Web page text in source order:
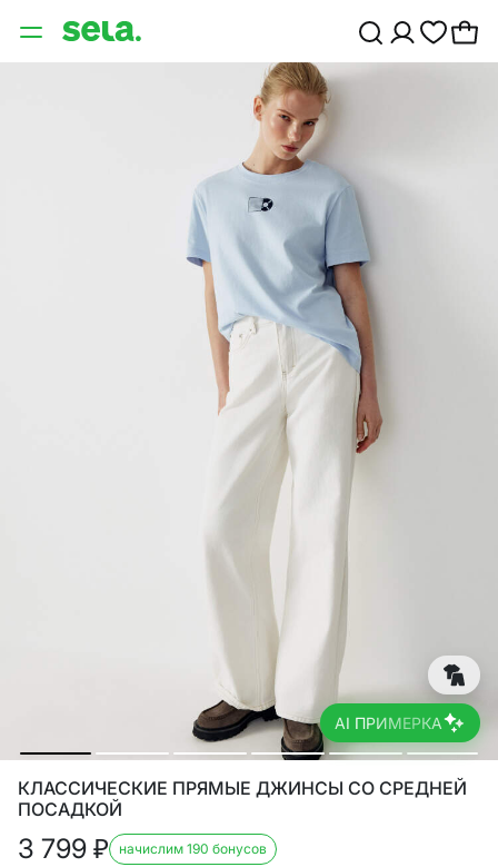
AI ПРИМЕРКА
КЛАССИЧЕСКИЕ ПРЯМЫЕ ДЖИНСЫ СО СРЕДНЕЙ
ПОСАДКОЙ
3 799 ₽ начислим 190 бонусов